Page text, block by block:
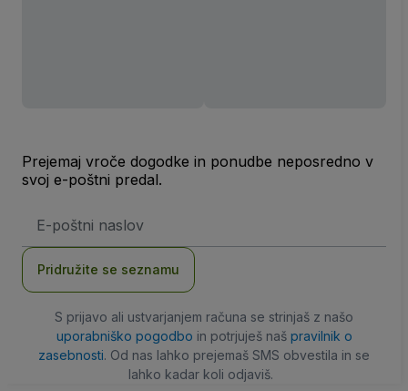
Prejemaj vroče dogodke in ponudbe neposredno v
svoj e-poštni predal.
naslov
Pridružite se seznamu
S prijavo ali ustvarjanjem računa se strinjaš z našo
uporabniško pogodbo in potrjuješ naš pravilnik o
zasebnosti. Od nas lahko prejemaš SMS obvestila in se
lahko kadar koli odjaviš.